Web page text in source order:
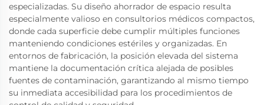
especializadas. Su diseño ahorrador de espacio resulta
especialmente valioso en consultorios médicos compactos,
donde cada superficie debe cumplir múltiples funciones
manteniendo condiciones estériles y organizadas. En
entornos de fabricación, la posición elevada del sistema
mantiene la documentación crítica alejada de posibles
fuentes de contaminación, garantizando al mismo tiempo
su inmediata accesibilidad para los procedimientos de